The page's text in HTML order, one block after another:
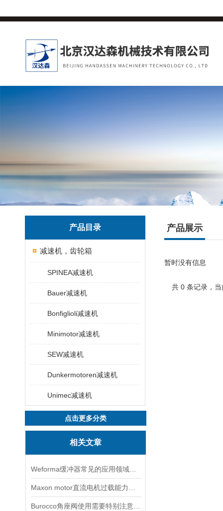
产品目录
减速机，齿轮箱
SPINEA减速机
Bauer减速机
Bonfiglioli减速机
Minimotor减速机
SEW减速机
Dunkermotoren减速机
Unimec减速机
点击更多分类
相关文章
产品展示
暂时没有信息
共 0 条记录，